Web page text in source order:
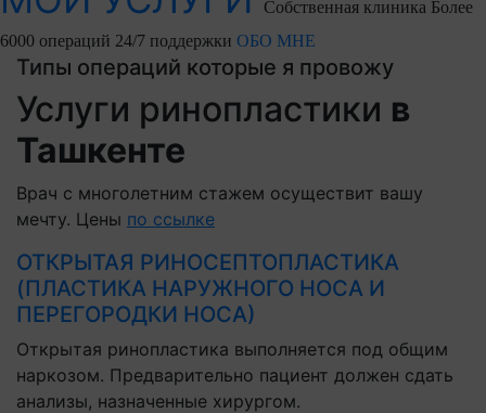
Собственная клиника Более
6000 операций 24/7 поддержки ОБО МНЕ
Типы операций которые я провожу
Услуги ринопластики в
Ташкенте
Врач с многолетним стажем осуществит вашу
мечту. Цены по ссылке
ОТКРЫТАЯ РИНОСЕПТОПЛАСТИКА
(ПЛАСТИКА НАРУЖНОГО НОСА И
ПЕРЕГОРОДКИ НОСА)
Открытая ринопластика выполняется под общим
наркозом. Предварительно пациент должен сдать
анализы, назначенные хирургом.